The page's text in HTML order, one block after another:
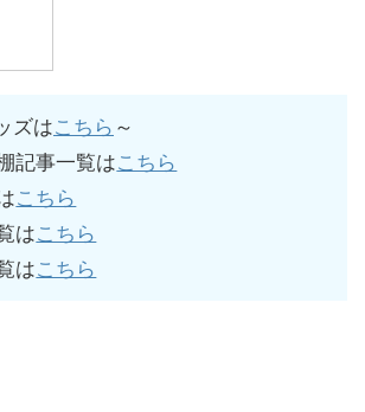
ズはこちら ～
記事一覧はこちら
こちら
はこちら
はこちら